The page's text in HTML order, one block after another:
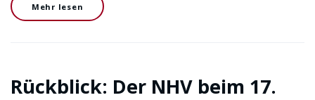
Mehr lesen
Rückblick: Der NHV beim 17.